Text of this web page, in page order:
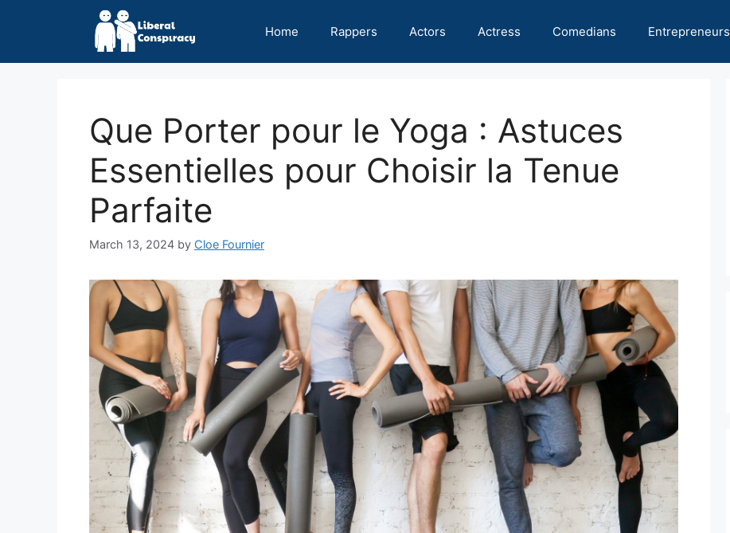
Home Rappers Actors Actress Comedians Entrepreneurs
Que Porter pour le Yoga : Astuces
Essentielles pour Choisir la Tenue
Parfaite
March 13, 2024 by Cloe Fournier